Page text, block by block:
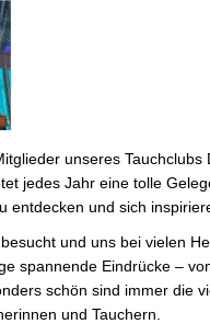
unseres
jedes Jahr eine tolle
entdecken und sich
und uns bei vielen
spannende Eindrücke –
schön sind immer die
und Tauchern.